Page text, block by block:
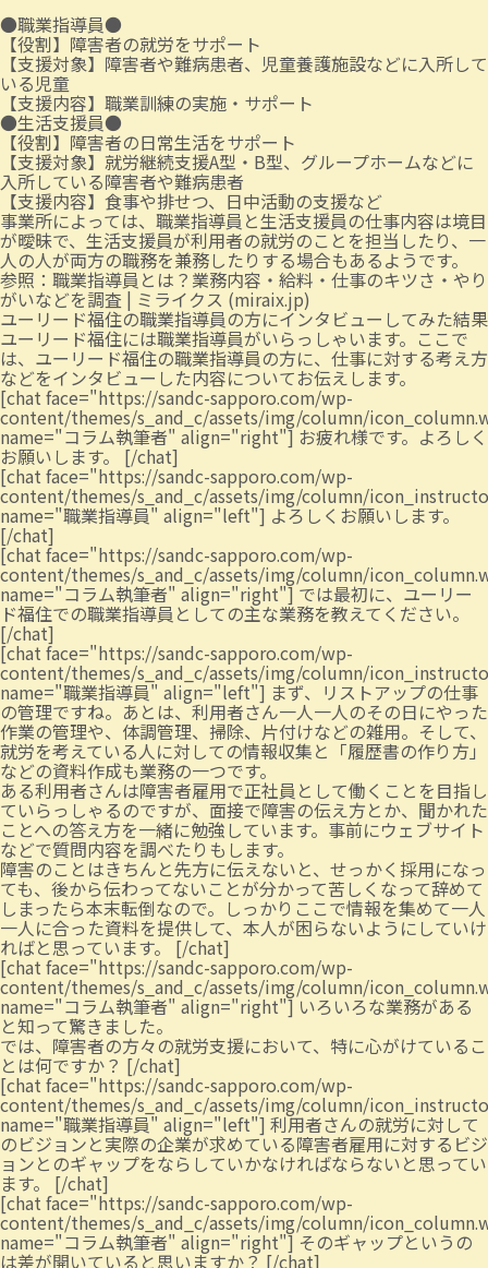
●職業指導員●
【役割】障害者の就労をサポート
【支援対象】障害者や難病患者、児童養護施設などに入所して
いる児童
【支援内容】職業訓練の実施・サポート
●生活支援員●
【役割】障害者の日常生活をサポート
【支援対象】就労継続支援A型・B型、グループホームなどに
入所している障害者や難病患者
【支援内容】食事や排せつ、日中活動の支援など
事業所によっては、職業指導員と生活支援員の仕事内容は境目
が曖昧で、生活支援員が利用者の就労のことを担当したり、一
人の人が両方の職務を兼務したりする場合もあるようです。
参照： 職業指導員とは？業務内容・給料・仕事のキツさ・やり
がいなどを調査 | ミライクス (miraix.jp)
ユーリード福住の職業指導員の方にインタビューしてみた結果
ユーリード福住には職業指導員がいらっしゃいます。ここで
は、ユーリード福住の職業指導員の方に、仕事に対する考え方
などをインタビューした内容についてお伝えします。
[chat face="https://sandc-sapporo.com/wp-
content/themes/s_and_c/assets/img/column/
name="コラム執筆者" align="right"] お疲れ様です。よろしく
お願いします。 [/chat]
[chat face="https://sandc-sapporo.com/wp-
content/themes/s_and_c/assets/img/column/
name="職業指導員" align="left"] よろしくお願いします。
[/chat]
[chat face="https://sandc-sapporo.com/wp-
content/themes/s_and_c/assets/img/column/
name="コラム執筆者" align="right"] では最初に、ユーリー
ド福住での職業指導員としての主な業務を教えてください。
[/chat]
[chat face="https://sandc-sapporo.com/wp-
content/themes/s_and_c/assets/img/column/
name="職業指導員" align="left"] まず、リストアップの仕事
の管理ですね。あとは、利用者さん一人一人のその日にやった
作業の管理や、体調管理、掃除、片付けなどの雑用。そして、
就労を考えている人に対しての情報収集と「履歴書の作り方」
などの資料作成も業務の一つです。
ある利用者さんは障害者雇用で正社員として働くことを目指し
ていらっしゃるのですが、面接で障害の伝え方とか、聞かれた
ことへの答え方を一緒に勉強しています。事前にウェブサイト
などで質問内容を調べたりもします。
障害のことはきちんと先方に伝えないと、せっかく採用になっ
ても、後から伝わってないことが分かって苦しくなって辞めて
しまったら本末転倒なので。しっかりここで情報を集めて一人
一人に合った資料を提供して、本人が困らないようにしていけ
ればと思っています。 [/chat]
[chat face="https://sandc-sapporo.com/wp-
content/themes/s_and_c/assets/img/column/
name="コラム執筆者" align="right"] いろいろな業務がある
と知って驚きました。
では、障害者の方々の就労支援において、特に心がけているこ
とは何ですか？ [/chat]
[chat face="https://sandc-sapporo.com/wp-
content/themes/s_and_c/assets/img/column/
name="職業指導員" align="left"] 利用者さんの就労に対して
のビジョンと実際の企業が求めている障害者雇用に対するビジ
ョンとのギャップをならしていかなければならないと思ってい
ます。 [/chat]
[chat face="https://sandc-sapporo.com/wp-
content/themes/s_and_c/assets/img/column/
name="コラム執筆者" align="right"] そのギャップというの
は差が開いていると思いますか？ [/chat]